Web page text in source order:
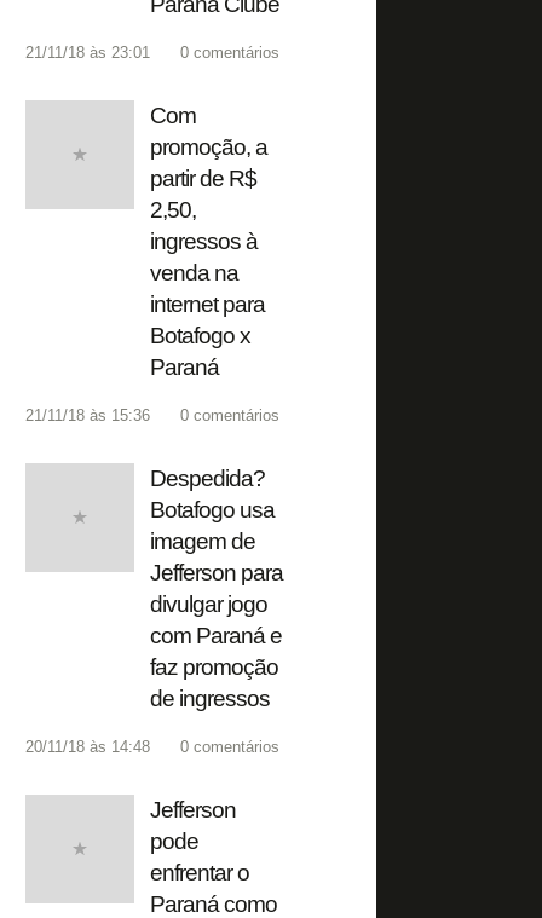
21/11/18 às 23:01 0 comentários
Com
promoção, a
partir de R$
2,50,
ingressos à
venda na
internet para
Botafogo x
Paraná
21/11/18 às 15:36 0 comentários
Despedida?
Botafogo usa
imagem de
Jefferson para
divulgar jogo
com Paraná e
faz promoção
de ingressos
20/11/18 às 14:48 0 comentários
Jefferson
pode
enfrentar o
Paraná como